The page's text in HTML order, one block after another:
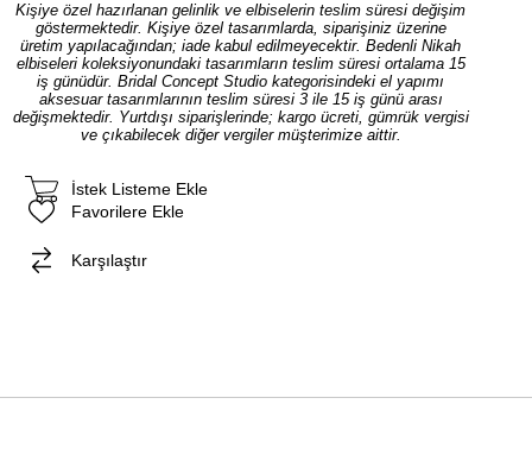
Kişiye özel hazırlanan gelinlik ve elbiselerin teslim süresi değişim
göstermektedir. Kişiye özel tasarımlarda, siparişiniz üzerine
üretim yapılacağından; iade kabul edilmeyecektir. Bedenli Nikah
elbiseleri koleksiyonundaki tasarımların teslim süresi ortalama 15
iş günüdür. Bridal Concept Studio kategorisindeki el yapımı
aksesuar tasarımlarının teslim süresi 3 ile 15 iş günü arası
değişmektedir. Yurtdışı siparişlerinde; kargo ücreti, gümrük vergisi
ve çıkabilecek diğer vergiler müşterimize aittir.
Favorilere Ekle
İstek Listeme Ekle
Karşılaştır